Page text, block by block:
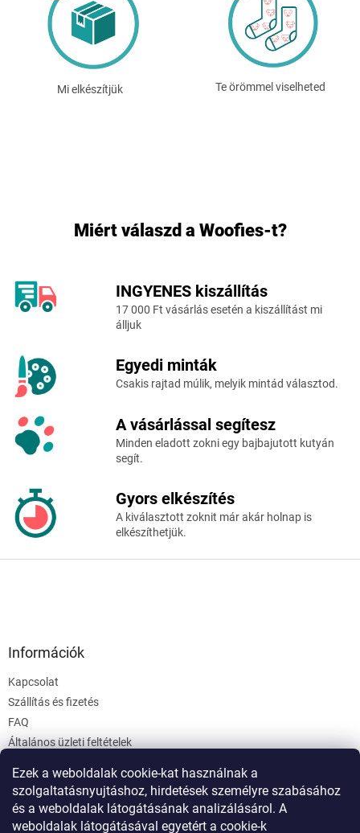
Ezek a weboldalak cookie-kat használnak a
szolgaltatásnyujtáshoz, hirdetések személyre szabásához
és a weboldalak látogátásának analizálásárol. A
weboldalak látogátásával egyetért a cookie-k
Mi elkészítjük Te örömmel viselheted
Miért válaszd a Woofies-t?
INGYENES kiszállítás
17 000 Ft vásárlás esetén a kiszállítást mi
álljuk
Egyedi minták
Csakis rajtad múlik, melyik mintád választod.
A vásárlással segítesz
Minden eladott zokni egy bajbajutott kutyán
segít.
Gyors elkészítés
A kiválasztott zoknit már akár holnap is
elkészíthetjük.
Információk
Kapcsolat
Szállítás és fizetés
FAQ
Általános üzleti feltételek
Webáruház értékelése
Cookies